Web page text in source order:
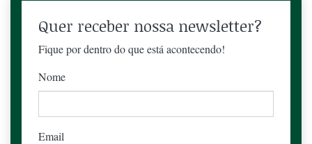
Quer receber nossa newsletter?
Fique por dentro do que está acontecendo!
Nome
Email